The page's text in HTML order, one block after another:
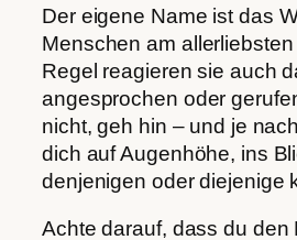
Der eigene Name ist das
Menschen am
Regel reagieren sie auch
angesprochen oder
nicht, geh hin – und je
dich auf Augenhöhe, ins
denjenigen oder diejenige
Achte darauf, dass du den